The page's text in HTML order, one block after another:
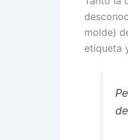
molde)
etiqueta